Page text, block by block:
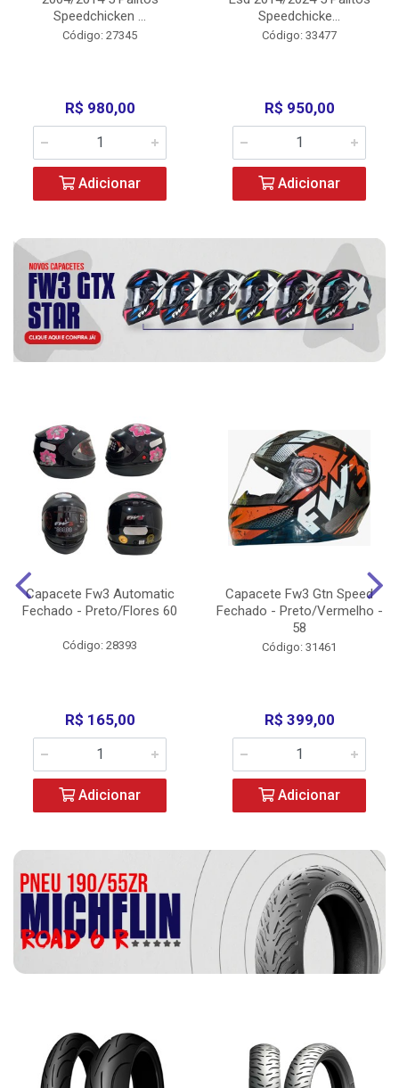
Speedchicken ...
Código: 27345
R$ 980,00
Adicionar
Speedchicke...
Código: 33477
R$ 950,00
Adicionar
Capacete Fw3 Automatic
Fechado - Preto/Flores 60
Código: 28393
R$ 165,00
Adicionar
Capacete Fw3 Gtn Speed
Fechado - Preto/Vermelho -
58
Código: 31461
R$ 399,00
Adicionar